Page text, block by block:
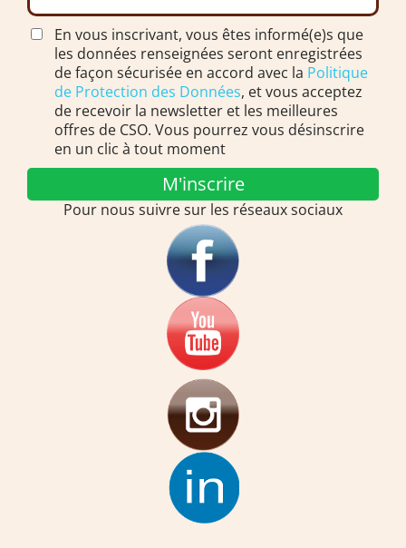
En vous inscrivant, vous êtes informé(e)s que
les données renseignées seront enregistrées
de façon sécurisée en accord avec la Politique
de Protection des Données, et vous acceptez
de recevoir la newsletter et les meilleures
offres de CSO. Vous pourrez vous désinscrire
en un clic à tout moment
M'inscrire
Pour nous suivre sur les réseaux sociaux